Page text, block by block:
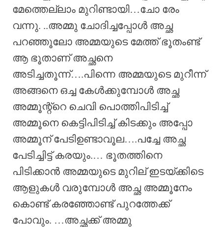
മേത്തെല്ലാം മുറിണ്ടായി…ചോ രേം
വന്നു. ..അമ്മു ചോദിച്ചപ്പോൾ അച്ഛ
പറഞ്ഞൂലോ അമ്മയുടെ മേത്ത് ഭൂതംണ്ട്
ആ ഭൂതാണ് അച്ഛനെ
അടിച്ചതൂന്ന്….പിന്നെ അമ്മയുടെ മുറീന്ന്
അങ്ങനെ ഒച്ച കേൾക്കുമ്പോൾ അച്ഛ
അമ്മൂന്റ്റെ ചെവി പൊത്തിപിടിച്ച്
അമ്മൂനെ കെട്ടിപിടിച്ച് കിടക്കും അപ്പോ
അമ്മൂന് പേടിഉണ്ടാവൂല….പച്ചേ അച്ഛ
പേടിച്ചിട്ട് കരയും.… ഭൂതത്തിനെ
പിടിക്കാൻ അമ്മയുടെ മുറില് ഇടയ്ക്കിടെ
ആളുകൾ വരുമ്പോൾ അച്ഛ അമ്മൂനേം
കൊണ്ട് കരഞ്ഞോണ്ട് പുറത്തേക്ക്
പോവും. …അച്ഛക്ക് അമ്മു